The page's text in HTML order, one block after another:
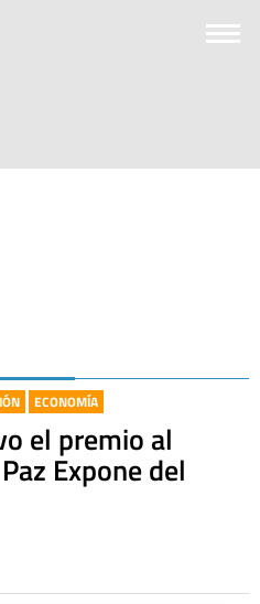
ECONOMÍA
el premio al
Expone del